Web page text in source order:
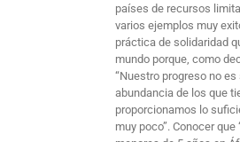
países de recursos
varios ejemplos muy
práctica de solidaridad
mundo porque, como
“Nuestro progreso no
abundancia de los que
proporcionamos lo
muy poco”. Conocer